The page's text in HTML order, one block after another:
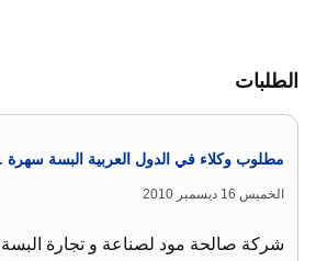
الطلبات
مطلوب وكلاء في الدول العربية البسة سهرة .
الخميس 16 ديسمبر 2010
شركة صالحة مود لصناعة و تجارة